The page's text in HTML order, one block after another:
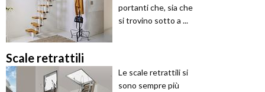
portanti che, sia che
si trovino sotto a ...
Scale retrattili
Le scale retrattili si
sono sempre più